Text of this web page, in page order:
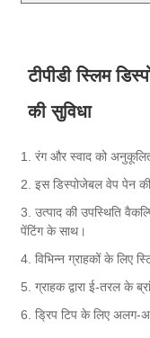
टीपीडी स्लिम
की सुविधा
1. रंग और स्वाद को
2. इस डिस्पोजेबल वेप पेन
3. उत्पाद की उपस्थिति
पेंटिंग के साथ।
4. विभिन्न ग्राहकों के लिए
5. ग्राहक द्वारा ई-तरल के
6. ड्रिप टिप के लिए